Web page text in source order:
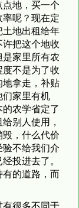
地，买一个
呢？现在定
土地出租给年
把这个地收
家里所有农
不是为了收
地拿走，补贴
们家里有机
农学省定了
别人使用，
，什么代价
不给我们介
投进去了。
有的道路，而
有很多不同于